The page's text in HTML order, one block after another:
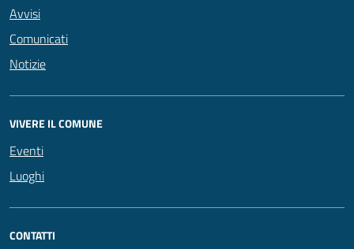
Avvisi
Comunicati
Notizie
VIVERE IL COMUNE
Eventi
Luoghi
CONTATTI